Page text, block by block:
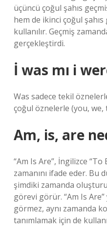
üçüncü çoğul şahıs
hem de ikinci çoğul şahıs
kullanılır. Geçmiş
gerçekleştirdi.
İ was mı i
Was sadece tekil
çoğul öznelerle (you, we,
Am, is, are
“Am Is Are”, İngilizce
zamanını ifade eder. Bu
şimdiki zamanda
görevi görür. “Am Is Are”
görmez, aynı zamanda
tanımlamak için de